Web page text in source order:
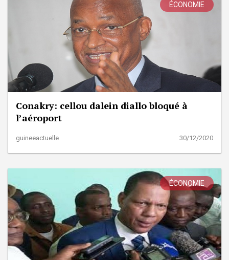
ÉCONOMIE
Conakry: cellou dalein diallo bloqué à
l’aéroport
guineeactuelle 30/12/2020
ÉCONOMIE